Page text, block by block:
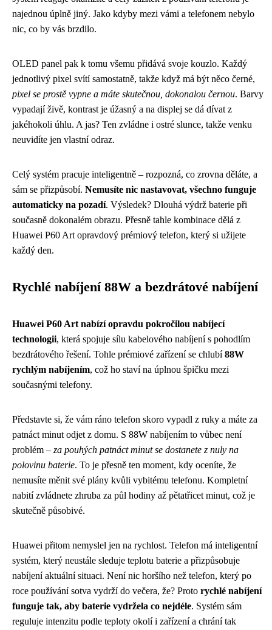
najednou úplně jiný. Jako kdyby mezi vámi a telefonem nebylo
nic, co by vás brzdilo.
OLED panel pak k tomu všemu přidává svoje kouzlo. Každý
jednotlivý pixel svítí samostatně, takže když má být něco černé,
pixel se prostě vypne a máte skutečnou, dokonalou černou. Barvy
vypadají živě, kontrast je úžasný a na displej se dá dívat z
jakéhokoli úhlu. A jas? Ten zvládne i ostré slunce, takže venku
neuvidíte jen vlastní odraz.
Celý systém pracuje inteligentně – rozpozná, co zrovna děláte, a
sám se přizpůsobí. Nemusíte nic nastavovat, všechno funguje
automaticky na pozadí. Výsledek? Dlouhá výdrž baterie při
současně dokonalém obrazu. Přesně tahle kombinace dělá z
Huawei P60 Art opravdový prémiový telefon, který si užijete
každý den.
Rychlé nabíjení 88W a bezdrátové nabíjení
Huawei P60 Art nabízí opravdu pokročilou nabíjecí
technologii, která spojuje sílu kabelového nabíjení s pohodlím
bezdrátového řešení. Tohle prémiové zařízení se chlubí88W
rychlým nabíjením, což ho staví na úplnou špičku mezi
současnými telefony.
Představte si, že vám ráno telefon skoro vypadl z ruky a máte za
patnáct minut odjet z domu. S 88W nabíjením to vůbec není
problém – za pouhých patnáct minut se dostanete z nuly na
polovinu baterie. To je přesně ten moment, kdy oceníte, že
nemusíte měnit své plány kvůli vybitému telefonu. Kompletní
nabití zvládnete zhruba za půl hodiny až pětatřicet minut, což je
skutečně působivé.
Huawei přitom nemyslel jen na rychlost. Telefon má inteligentní
systém, který neustále sleduje teplotu baterie a přizpůsobuje
nabíjení aktuální situaci. Není nic horšího než telefon, který po
roce používání sotva vydrží do večera, že? Proto rychlé nabíjení
funguje tak, aby baterie vydržela co nejdéle. Systém sám
reguluje intenzitu podle teploty okolí i zařízení a chrání tak